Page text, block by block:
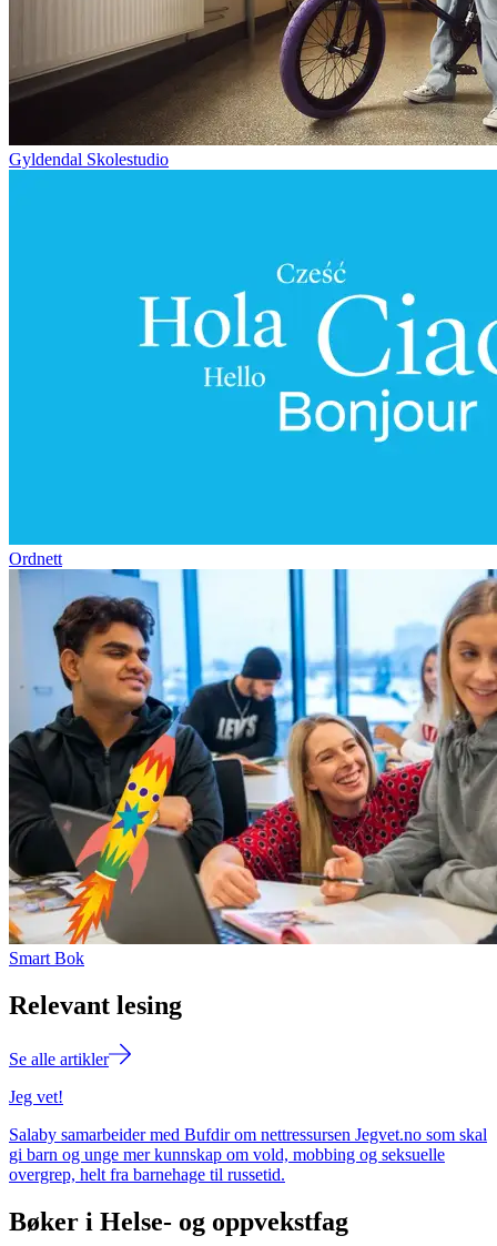
Gyldendal Skolestudio
Ordnett
Smart Bok
Relevant lesing
Se alle artikler
Jeg vet!
Salaby samarbeider med Bufdir om nettressursen Jegvet.no som skal
gi barn og unge mer kunnskap om vold, mobbing og seksuelle
overgrep, helt fra barnehage til russetid.
Bøker i Helse- og oppvekstfag